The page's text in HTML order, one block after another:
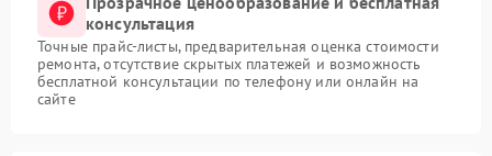
консультация
Точные прайс-листы, предварительная оценка стоимости
ремонта, отсутствие скрытых платежей и возможность
бесплатной консультации по телефону или онлайн на
сайте